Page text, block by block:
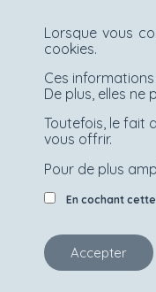
Lorsque vous
cookies.
Ces
De plus, elles
Toutefois, le fait
vous offrir.
Pour de plus
En cochant
Accepter